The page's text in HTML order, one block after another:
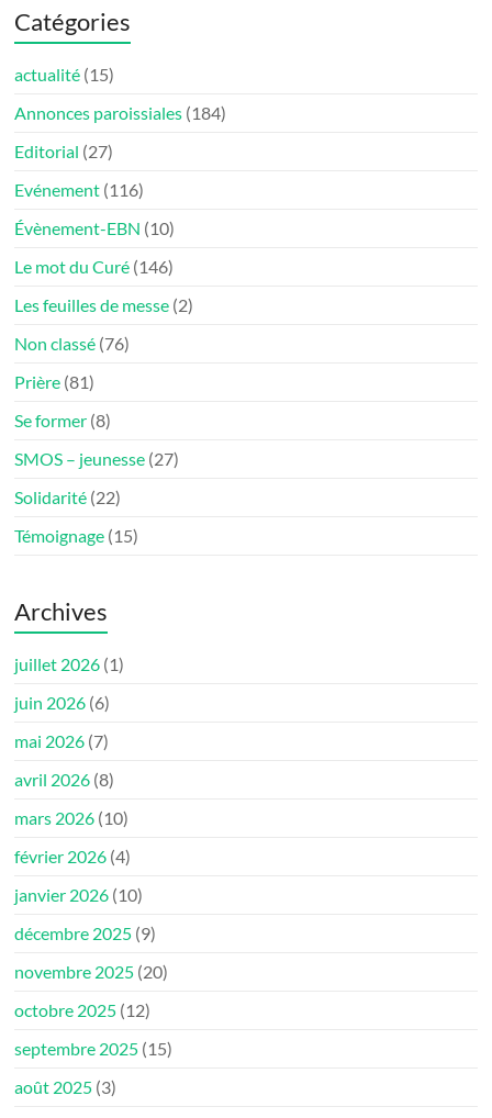
Catégories
actualité (15)
Annonces paroissiales (184)
Editorial (27)
Evénement (116)
Évènement-EBN (10)
Le mot du Curé (146)
Les feuilles de messe (2)
Non classé (76)
Prière (81)
Se former (8)
SMOS – jeunesse (27)
Solidarité (22)
Témoignage (15)
Archives
juillet 2026 (1)
juin 2026 (6)
mai 2026 (7)
avril 2026 (8)
mars 2026 (10)
février 2026 (4)
janvier 2026 (10)
décembre 2025 (9)
novembre 2025 (20)
octobre 2025 (12)
septembre 2025 (15)
août 2025 (3)